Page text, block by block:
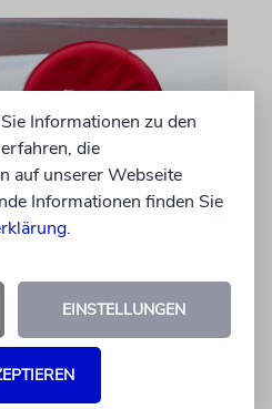
Boykott:
im Nebel
Informationen zu den
die
auf unserer Webseite
Informationen finden Sie
.
EINSTELLUNGEN